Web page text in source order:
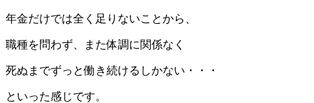
年金だけでは全く足りないことから、
職種を問わず、また体調に関係なく
死ぬまでずっと働き続けるしかない・・・
といった感じです。